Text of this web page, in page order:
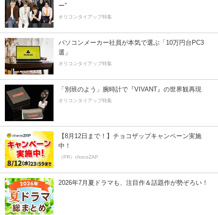
ー”
オリコンタイアップ特集
パソコンメーカー社員が本気で選ぶ「10万円台PC3
選」
オリコンタイアップ特集
「別班のよう」腕時計で『VIVANT』の世界観再現
オリコンタイアップ特集
【8月12日まで！】チョコザップキャンペーン実施
中！
（PR）chocoZAP
2026年7月夏ドラマも、注目作＆話題作が勢ぞろい！